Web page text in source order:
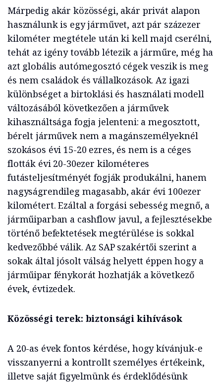
Márpedig akár közösségi, akár privát alapon
használunk is egy járművet, azt pár százezer
kilométer megtétele után ki kell majd cserélni,
tehát az igény tovább létezik a járműre, még ha
azt globális autómegosztó cégek veszik is meg
és nem családok és vállalkozások. Az igazi
különbséget a birtoklási és használati modell
változásából következően a járművek
kihasználtsága fogja jelenteni: a megosztott,
bérelt járművek nem a magánszemélyeknél
szokásos évi 15-20 ezres, és nem is a céges
flották évi 20-30ezer kilométeres
futásteljesítményét fogják produkálni, hanem
nagyságrendileg magasabb, akár évi 100ezer
kilométert. Ezáltal a forgási sebesség megnő, a
járműiparban a cashflow javul, a fejlesztésekbe
történő befektetések megtérülése is sokkal
kedvezőbbé válik. Az SAP szakértői szerint a
sokak által jósolt válság helyett éppen hogy a
járműipar fénykorát hozhatják a következő
évek, évtizedek.
Közösségi terek: biztonsági kihívások
A 20-as évek fontos kérdése, hogy kívánjuk-e
visszanyerni a kontrollt személyes értékeink,
illetve saját figyelmünk és érdeklődésünk